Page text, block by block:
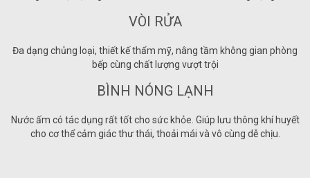
VÒI RỬA
Đa dạng chủng loại, thiết kế thẩm mỹ, nâng tầm không gian phòng
bếp cùng chất lượng vượt trội
BÌNH NÓNG LẠNH
Nước ấm có tác dụng rất tốt cho sức khỏe. Giúp lưu thông khí huyết
cho cơ thể cảm giác thư thái, thoải mái và vô cùng dễ chịu.